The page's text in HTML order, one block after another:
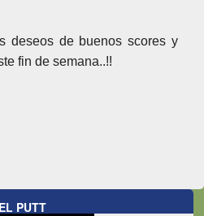
deseos de buenos scores y
fin de semana..!!
EL PUTT